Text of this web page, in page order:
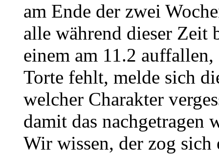
am Ende der zwei
alle während dieser Zeit
einem am 11.2
Torte fehlt, melde sich
welcher Charakter
damit das nachgetragen
Wir wissen, der zog